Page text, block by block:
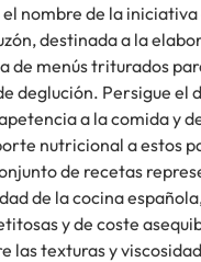
el nombre de la
destinada a la
de menús triturados
deglución. Persigue el
a la comida y
nutricional a estos
de recetas
de la cocina
y de coste
las texturas y